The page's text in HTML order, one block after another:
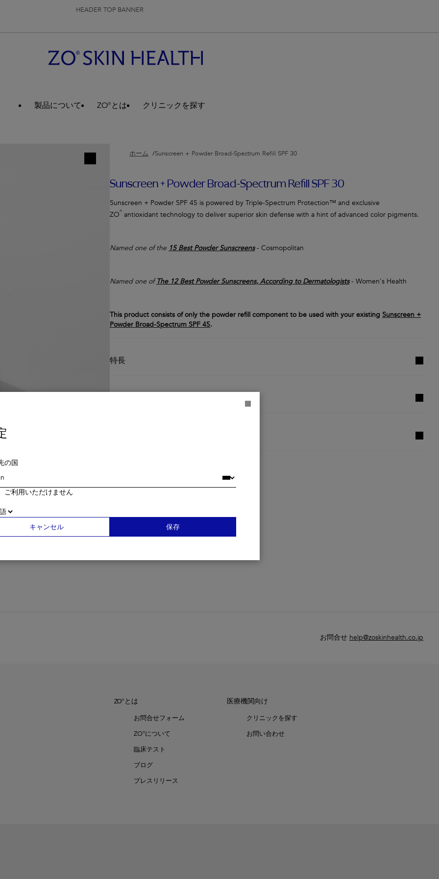
HEADER TOP BANNER
製品について ZO®とは クリニックを探す
ホーム Sunscreen + Powder Broad-Spectrum Refill SPF 30
Sunscreen + Powder Broad-Spectrum Refill SPF 30
Sunscreen + Powder SPF 45 is powered by Triple-Spectrum Protection™ and exclusive
ZO® antioxidant technology to deliver superior skin defense with a hint of advanced color pigments.
Named one of the 15 Best Powder Sunscreens- Cosmopolitan
Named one of The 12 Best Powder Sunscreens, According to Dermatologists- Women's Health
This product consists of only the powder refill component to be used with your existing Sunscreen +
Powder Broad-Spectrum SPF 45.
特長
お問合せ help@zoskinhealth.co.jp
ZO®とは
お問合せフォーム
ZO®について
臨床テスト
ブログ
プレスリリース
医療機関向け
クリニックを探す
お問い合わせ
の国
ご利用いただけません
キャンセル 保存